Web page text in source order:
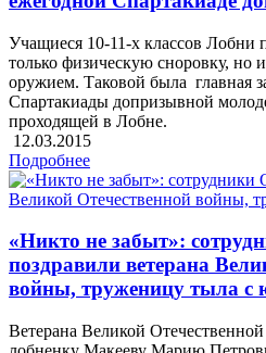
Учащиеся 10-11-х классов Лобни
только физическую сноровку, но
оружием. Таковой была главная
Спартакиады допризывной
проходящей в Лобне.
12.03.2015
Подробнее
«Никто не забыт»:
поздравили ветерана
войны, труженицу тыла с
Ветерана Великой